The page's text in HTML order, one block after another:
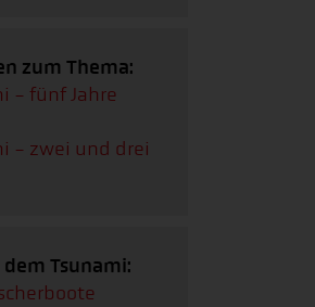
zum Thema:
- fünf Jahre
- zwei und drei
dem Tsunami: